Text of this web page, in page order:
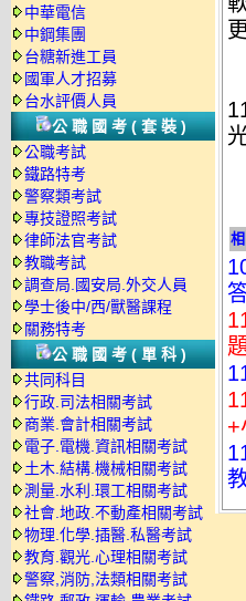
中華電信
中鋼集團
台糖新進工員
國軍人才招募
台水評價人員
公職國考(套裝)
公職考試
鐵路特考
警察類考試
專技證照考試
律師法官考試
教職考試
調查局.國安局.外交人員
學士後中/西/獸醫課程
關務特考
公職國考(單科)
共同科目
行政.司法相關考試
商業.會計相關考試
電子.電機.資訊相關考試
土木.結構.機械相關考試
測量.水利.環工相關考試
社會.地政.不動產相關考試
物理.化學.插醫.私醫考試
教育.觀光.心理相關考試
警察,消防,法類相關考試
+